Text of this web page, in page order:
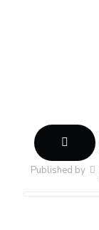
Published by